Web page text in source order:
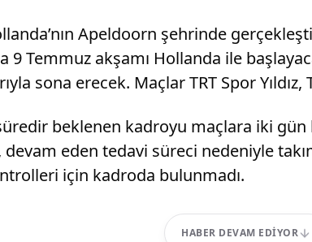
Apeldoorn şehrinde
9 Temmuz akşamı Hollanda ile
sona erecek. Maçlar TRT Spor
beklenen kadroyu maçlara iki
eden tedavi süreci nedeniyle
için kadroda bulunmadı.
HABER DEVAM EDIYOR